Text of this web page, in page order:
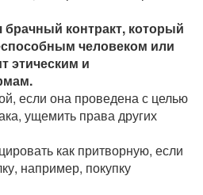
контракт, который
человеком или
этическим и
если она проведена с целью
ущемить права других
как притворную, если
например, покупку